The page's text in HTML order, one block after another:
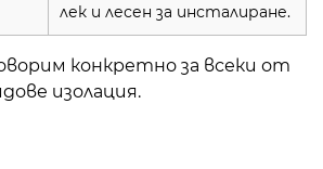
лек и лесен за инсталиране.
конкретно за всеки от
изолация.